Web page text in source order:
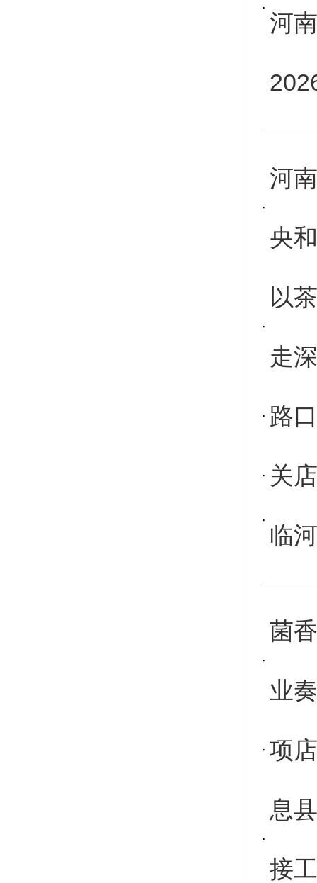
河
河
央
以
走
路
关
临
菌
业
项
息
接